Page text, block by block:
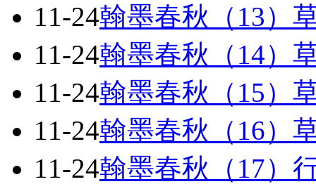
11-24翰墨春秋（13）
11-24翰墨春秋（14）
11-24翰墨春秋（15）
11-24翰墨春秋（16）
11-24翰墨春秋（17）